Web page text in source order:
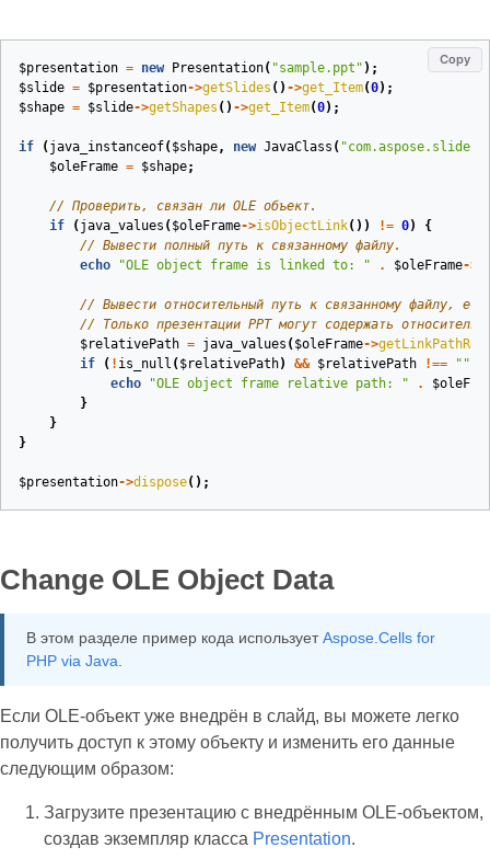
Copy
$presentation = new Presentation( "sample.ppt" );
$slide = $presentation->getSlides () ->get_Item(0);
$shape = $slide->getShapes () ->get_Item(0);
if ( java_instanceof( $shape, new JavaClass (
$oleFrame = $shape;
// Проверить, связан ли OLE объект.
if
( java_values ( $oleFrame->isObjectLink()) != 0)
{
// Вывести полный путь к связанному файлу.
echo
"OLE object frame is linked to: " . $oleFrame->
// Вывести относительный путь к связанному файлу,
// Только презентации PPT могут содержать
$relativePath = java_values ( $oleFrame->
if
( ! is_null ( $relativePath) && $relativePath !== ""
echo
"OLE object frame relative path: " .
}
}
}
$presentation->dispose();
Change OLE Object Data
В этом разделе пример кода используетAspose.Cells for
PHP via Java
Если OLE‑объект уже внедрён в слайд, вы можете легко
получить доступ к этому объекту и изменить его данные
следующим образом:
Загрузите презентацию с внедрённым OLE‑объектом,
создав экземпляр класса Presentation.